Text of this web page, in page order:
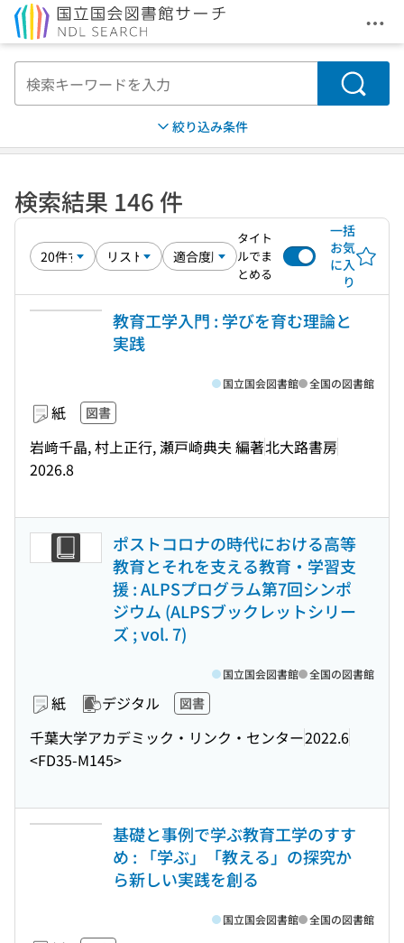
メ
検索
絞り込み条件
検索結果 146 件
タイト
ルでま
とめる
一括
お気
に入
り
教育工学入門 : 学びを育む理論と
実践
紙 図書
岩﨑千晶, 村上正行, 瀬戸崎典夫 編著北大路書房
2026.8
国立国会図書館 全国の図書館
ポストコロナの時代における高等
教育とそれを支える教育・学習支
援 : ALPSプログラム第7回シンポ
ジウム (ALPSブックレットシリー
ズ ; vol. 7)
紙 デジタル 図書
千葉大学アカデミック・リンク・センター2022.6
<FD35-M145>
国立国会図書館 全国の図書館
基礎と事例で学ぶ教育工学のすす
め : 「学ぶ」「教える」の探究か
ら新しい実践を創る
国立国会図書館 全国の図書館